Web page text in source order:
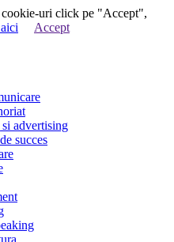
cookie-uri click pe "Accept",
Accept
advertising
succes